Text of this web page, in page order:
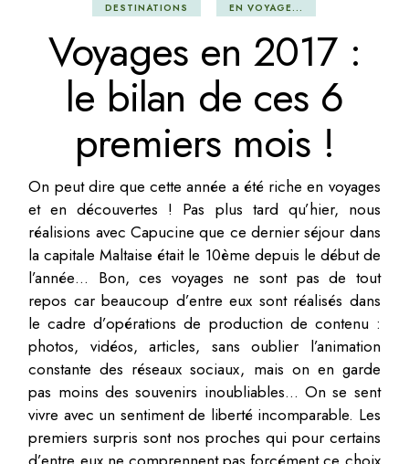
DESTINATIONS EN VOYAGE...
Voyages en 2017 :
le bilan de ces 6
premiers mois !
On peut dire que cette année a été riche en voyages
et en découvertes ! Pas plus tard qu’hier, nous
réalisions avec Capucine que ce dernier séjour dans
la capitale Maltaise était le 10ème depuis le début de
l’année… Bon, ces voyages ne sont pas de tout
repos car beaucoup d’entre eux sont réalisés dans
le cadre d’opérations de production de contenu :
photos, vidéos, articles, sans oublier l’animation
constante des réseaux sociaux, mais on en garde
pas moins des souvenirs inoubliables… On se sent
vivre avec un sentiment de liberté incomparable. Les
premiers surpris sont nos proches qui pour certains